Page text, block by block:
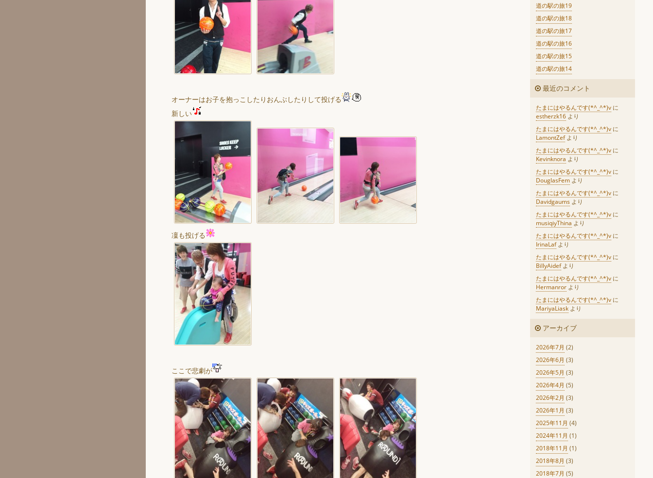
オーナーはお子を抱っこしたりおんぶしたりして投げる
新しい
凜も投げる
ここで悲劇が
道の駅の旅19
道の駅の旅18
道の駅の旅17
道の駅の旅16
道の駅の旅15
道の駅の旅14
最近のコメント
たまにはやるんです(*^_^*)v に
estherzk16 より
たまにはやるんです(*^_^*)v に
LamontZefより
たまにはやるんです(*^_^*)v に
Kevinknora より
たまにはやるんです(*^_^*)v に
DouglasFem より
たまにはやるんです(*^_^*)v に
Davidgaums より
たまにはやるんです(*^_^*)v に
musiqiyThina より
たまにはやるんです(*^_^*)v に
IrinaLafより
たまにはやるんです(*^_^*)v に
BillyAidefより
たまにはやるんです(*^_^*)v に
Hermanror より
たまにはやるんです(*^_^*)v に
MariyaLiask より
アーカイブ
2026年7月 (2)
2026年6月 (3)
2026年5月 (3)
2026年4月 (5)
2026年2月 (3)
2026年1月 (3)
2025年11月 (4)
2024年11月 (1)
2018年11月 (1)
2018年8月 (3)
2018年7月 (5)